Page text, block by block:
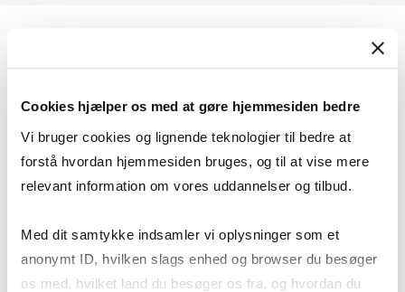
Cookies hjælper os med at gøre hjemmesiden bedre
Vi bruger cookies og lignende teknologier til bedre at
forstå hvordan hjemmesiden bruges, og til at vise mere
relevant information om vores uddannelser og tilbud.
Med dit samtykke indsamler vi oplysninger som et
anonymt ID, hvilken slags enhed og browser du besøger
os med, hvilket land du besøger os fra, og hvordan du
Geopolitik og businesssikkerhed
navigerer man som virksomhed?